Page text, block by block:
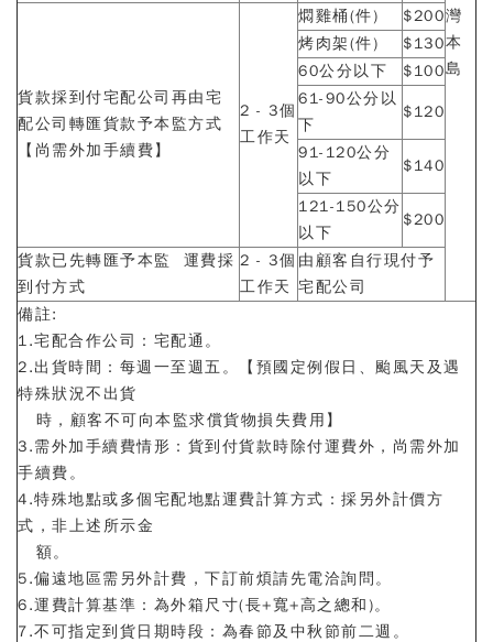
灣
本
島
貨款採到付宅配公司再由宅
配公司轉匯貨款予本監方式
【尚需外加手續費】
2 - 3個
工作天
燜雞桶(件)
$200
烤肉架(件)
$130
60公分以下
$100
61-90公分以
下
$120
91-120公分
以下
$140
121-150公分
以下
$200
貨款已先轉匯予本監 運費採
到付方式
2 - 3個
工作天
由顧客自行現付予
宅配公司
備註:
1.宅配合作公司：宅配通。
2.出貨時間：每週一至週五。【預國定例假日、颱風天及遇
特殊狀況不出貨
時，顧客不可向本監求償貨物損失費用】
3.需外加手續費情形：貨到付貨款時除付運費外，尚需外加
手續費。
4.特殊地點或多個宅配地點運費計算方式：採另外計價方
式，非上述所示金
額。
5.偏遠地區需另外計費，下訂前煩請先電洽詢問。
6.運費計算基準：為外箱尺寸(長+寬+高之總和)。
7.不可指定到貨日期時段：為春節及中秋節前二週。